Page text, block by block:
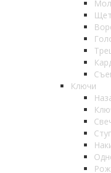
Ключи